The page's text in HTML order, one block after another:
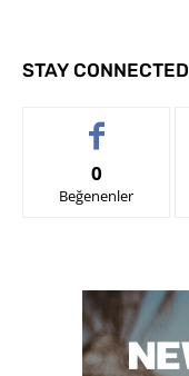
STAY CONNECTED
0
Beğenenler